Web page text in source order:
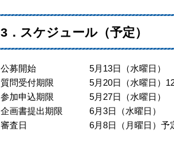
3．スケジュール（予定）
公募開始 5月13日（水曜日）
質問受付期限 5月20日（水曜日）
参加申込期限 5月27日（水曜
企画書提出期限 6月3日（水曜日）
審査日 6月8日（月曜日）予